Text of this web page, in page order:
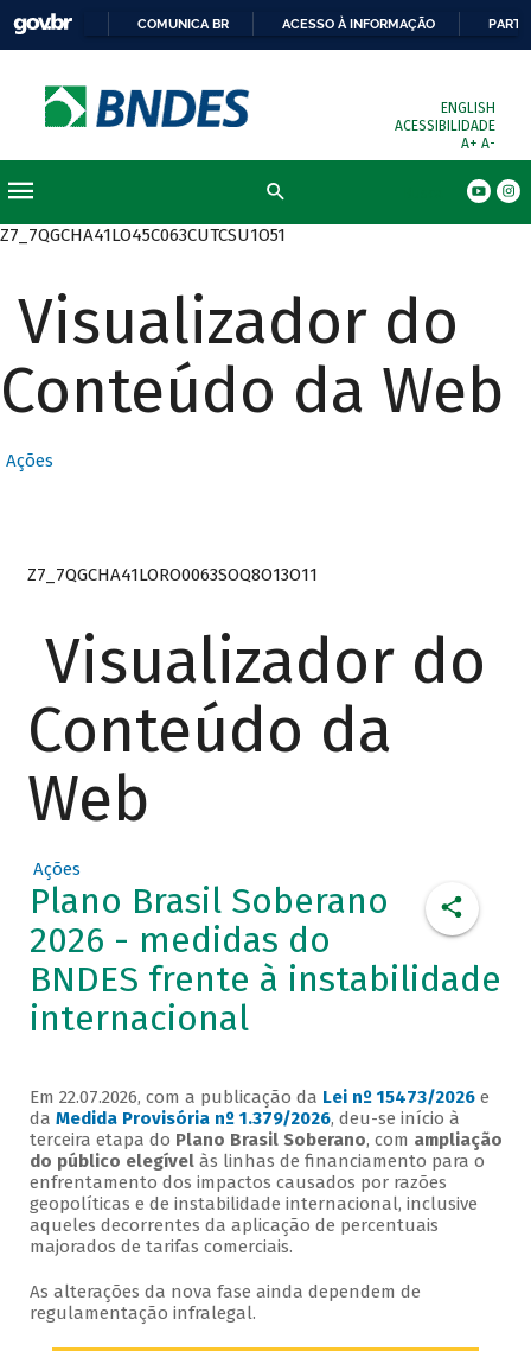
COMUNICA BR ACESSO À INFORMAÇÃO
ENGLISH
ACESSIBILIDADE
A+ A-
Z7_7QGCHA41LO45C063CUTCSU1O51
Visualizador do
Conteúdo da Web
Ações
Z7_7QGCHA41LORO0063SOQ8O13O11
Visualizador do
Conteúdo da
Web
Ações
Plano Brasil Soberano
2026 - medidas do
BNDES frente à instabilidade
internacional
Em 22.07.2026, com a publicação da Lei nº 15473/2026e
da Medida Provisória nº 1.379/2026, deu-se início à
terceira etapa do Plano Brasil Soberano, com ampliação
do público elegívelàs linhas de financiamento para o
enfrentamento dos impactos causados por razões
geopolíticas e de instabilidade internacional, inclusive
aqueles decorrentes da aplicação de percentuais
majorados de tarifas comerciais.
As alterações da nova fase ainda dependem de
regulamentação infralegal.